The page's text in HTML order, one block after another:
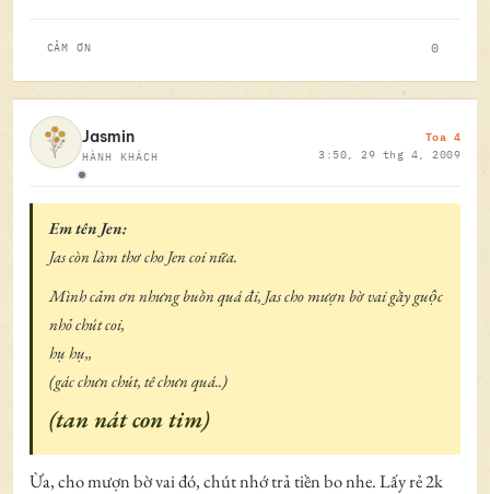
CẢM ƠN 0
Ngoại tuyến
Jasmin
HÀNH KHÁCH
Toa 4
3:50, 29 thg 4, 2009
Em tên Jen:
Jas còn làm thơ cho Jen coi nữa.
Mình cảm ơn nhưng buồn quá đi, Jas cho mượn bờ vai gầy guộc
nhỏ chút coi,
hụ hụ,,
(gác chưn chút, tê chưn quá..)
(tan nát con tim)
Ừa, cho mượn bờ vai đó, chút nhớ trả tiền bo nhe. Lấy rẻ 2k